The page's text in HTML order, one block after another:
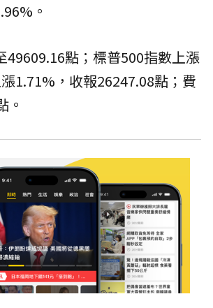
。
點；標普500指數上漲
1.71%，收報26247.08點；費
。